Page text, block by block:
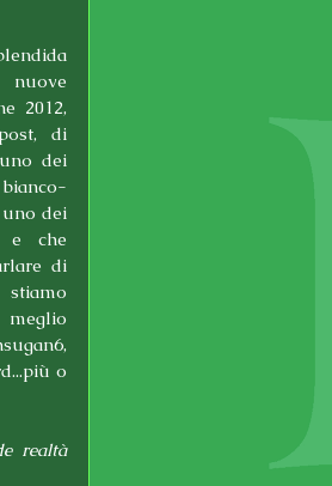
2012,
di
dei
dei
e che
di
o
realtà